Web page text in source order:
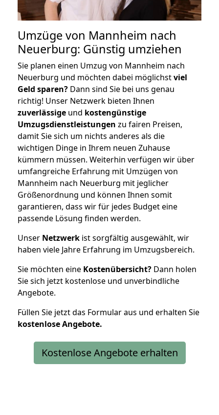
Umzüge von Mannheim nach
Neuerburg: Günstig umziehen
Sie planen einen Umzug von Mannheim nach
Neuerburg und möchten dabei möglichstviel
Geld sparen? Dann sind Sie bei uns genau
richtig! Unser Netzwerk bieten Ihnen
zuverlässige und kostengünstige
Umzugsdienstleistungen zu fairen Preisen,
damit Sie sich um nichts anderes als die
wichtigen Dinge in Ihrem neuen Zuhause
kümmern müssen. Weiterhin verfügen wir über
umfangreiche Erfahrung mit Umzügen von
Mannheim nach Neuerburg mit jeglicher
Größenordnung und können Ihnen somit
garantieren, dass wir für jedes Budget eine
passende Lösung finden werden.
Unser Netzwerk ist sorgfältig ausgewählt, wir
haben viele Jahre Erfahrung im Umzugsbereich.
Sie möchten eine Kostenübersicht? Dann holen
Sie sich jetzt kostenlose und unverbindliche
Angebote.
Füllen Sie jetzt das Formular aus und erhalten Sie
kostenloseAngebote.
Kostenlose Angebote erhalten